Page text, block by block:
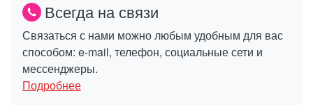
Всегда на связи
Связаться с нами можно любым удобным для вас
способом: e-mail, телефон, социальные сети и
мессенджеры.
Подробнее